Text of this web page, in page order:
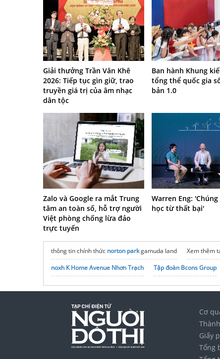
Giải thưởng Trần Văn Khê
2026: Tiếp tục gìn giữ, trao
truyền giá trị của âm nhạc
dân tộc
Ban hành Khung
tổng thể quốc gia
bản 1.0
Zalo và Google ra mắt Trung
tâm an toàn số, hỗ trợ người
Việt phòng chống lừa đảo
trực tuyến
Warren Eng:
học từ thất bại'
thông tin chính thức norton parkgamuda land Xem thêm
noxh K Home Avenue Nhơn Trạch
Tập đoàn Bcons Group
Cơ
Giấy
Tổng